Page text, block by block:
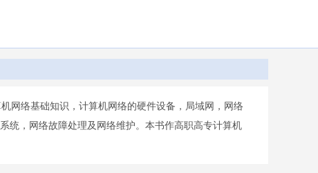
网络基础知识，计算机网络的硬件设备，局域网，网络
统，网络故障处理及网络维护。本书作高职高专计算机